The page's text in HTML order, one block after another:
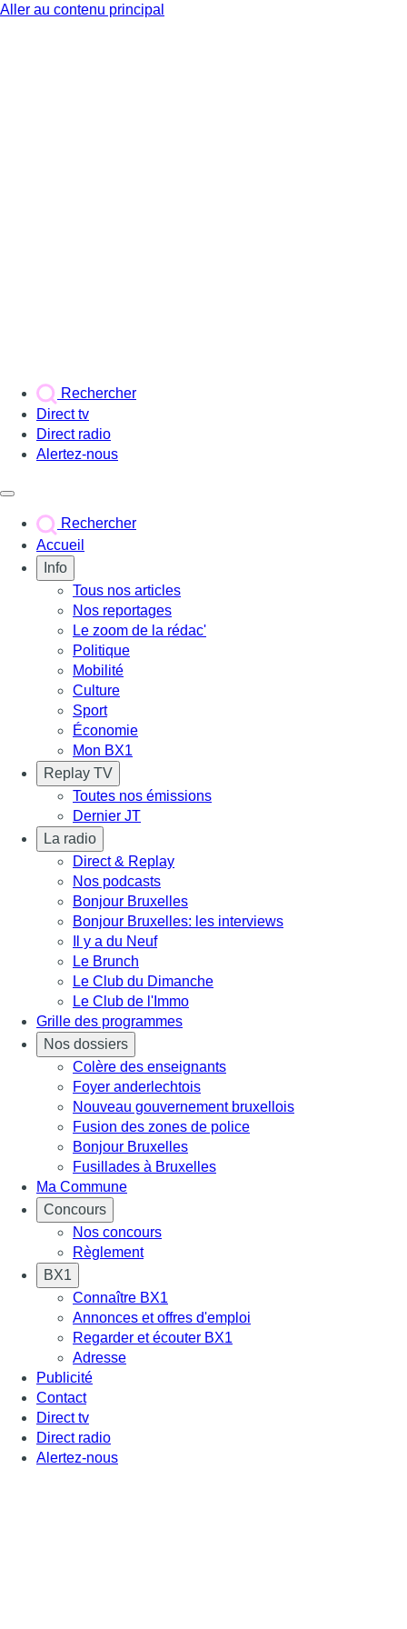
Aller au contenu principal
Rechercher
Direct tv
Direct radio
Alertez-nous
Rechercher
Accueil
Info
Tous nos articles
Nos reportages
Le zoom de la rédac'
Politique
Mobilité
Culture
Sport
Économie
Mon BX1
Replay TV
Toutes nos émissions
Dernier JT
La radio
Direct & Replay
Nos podcasts
Bonjour Bruxelles
Bonjour Bruxelles: les interviews
Il y a du Neuf
Le Brunch
Le Club du Dimanche
Le Club de l'Immo
Grille des programmes
Nos dossiers
Colère des enseignants
Foyer anderlechtois
Nouveau gouvernement bruxellois
Fusion des zones de police
Bonjour Bruxelles
Fusillades à Bruxelles
Ma Commune
Concours
Nos concours
Règlement
BX1
Connaître BX1
Annonces et offres d'emploi
Regarder et écouter BX1
Adresse
Publicité
Contact
Direct tv
Direct radio
Alertez-nous